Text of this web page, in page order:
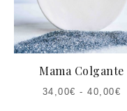
Mama Colgante
34,00€ -40,00€